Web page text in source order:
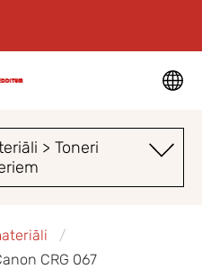
> Toneri
CRG 067